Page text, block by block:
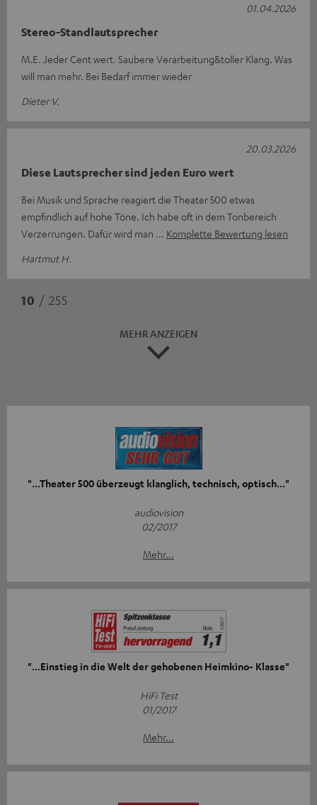
Stereo-Standlautsprecher
M.E. Jeder Cent wert. Saubere Verarbeitung&toller Klang. Was
will man mehr. Bei Bedarf immer wieder
Dieter V.
01.04.2026
Diese Lautsprecher sind jeden Euro wert
Bei Musik und Sprache reagiert die Theater 500 etwas
empfindlich auf hohe Töne. Ich habe oft in dem Tonbereich
Verzerrungen. Dafür wird man
Komplette Bewertung lesen
Hartmut H.
20.03.2026
10 / 255
MEHR ANZEIGEN
"...Theater 500 überzeugt klanglich, technisch, optisch..."
audiovision
02/2017
Mehr...
"...Einstieg in die Welt der gehobenen Heimkino- Klasse"
HiFi Test
01/2017
Mehr...